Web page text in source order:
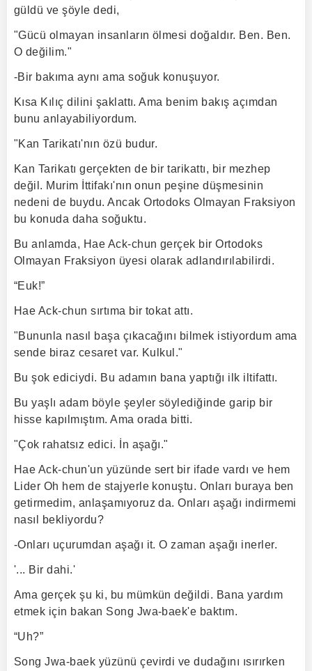
güldü ve şöyle dedi,
"Gücü olmayan insanların ölmesi doğaldır. Ben. Ben.
O değilim."
-Bir bakıma aynı ama soğuk konuşuyor.
Kısa Kılıç dilini şaklattı. Ama benim bakış açımdan
bunu anlayabiliyordum.
"Kan Tarikatı'nın özü budur.
Kan Tarikatı gerçekten de bir tarikattı, bir mezhep
değil. Murim İttifakı'nın onun peşine düşmesinin
nedeni de buydu. Ancak Ortodoks Olmayan Fraksiyon
bu konuda daha soğuktu.
Bu anlamda, Hae Ack-chun gerçek bir Ortodoks
Olmayan Fraksiyon üyesi olarak adlandırılabilirdi.
“Euk!”
Hae Ack-chun sırtıma bir tokat attı.
"Bununla nasıl başa çıkacağını bilmek istiyordum ama
sende biraz cesaret var. Kulkul."
Bu şok ediciydi. Bu adamın bana yaptığı ilk iltifattı.
Bu yaşlı adam böyle şeyler söylediğinde garip bir
hisse kapılmıştım. Ama orada bitti.
"Çok rahatsız edici. İn aşağı."
Hae Ack-chun'un yüzünde sert bir ifade vardı ve hem
Lider Oh hem de stajyerle konuştu. Onları buraya ben
getirmedim, anlaşamıyoruz da. Onları aşağı indirmemi
nasıl bekliyordu?
-Onları uçurumdan aşağı it. O zaman aşağı inerler.
'... Bir dahi.'
Ama gerçek şu ki, bu mümkün değildi. Bana yardım
etmek için bakan Song Jwa-baek'e baktım.
“Uh?”
Song Jwa-baek yüzünü çevirdi ve dudağını ısırırken